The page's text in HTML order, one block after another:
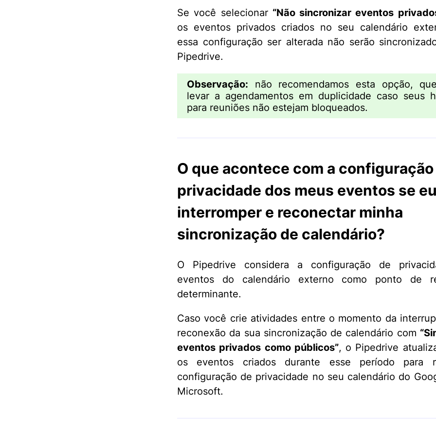
Se você selecionar “Não sincronizar eventos
os eventos privados criados no seu calendário
essa configuração ser alterada não serão
Pipedrive.
Observação: não recomendamos esta opção,
levar a agendamentos em duplicidade caso seus
para reuniões não estejam bloqueados.
O que acontece com a
privacidade dos meus eventos se
interromper e reconectar minha
sincronização de calendário?
O Pipedrive considera a configuração de
eventos do calendário externo como ponto de
determinante.
Caso você crie atividades entre o momento da
reconexão da sua sincronização de calendário com
eventos privados como públicos”, o Pipedrive
os eventos criados durante esse período para
configuração de privacidade no seu calendário do
Microsoft.